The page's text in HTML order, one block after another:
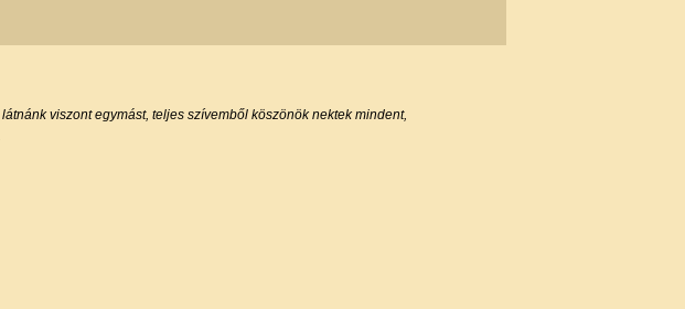
látnánk viszont egymást, teljes szívemből köszönök nektek mindent,